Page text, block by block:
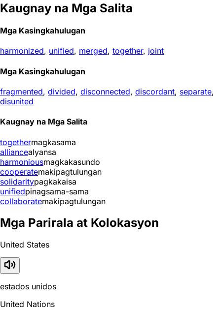
Kaugnay na Mga Salita
Mga Kasingkahulugan
harmonized, unified, merged, together, joint
Mga Kasingkahulugan
fragmented, divided, disconnected, discordant, separate,
disunited
Kaugnay na Mga Salita
togethermagkasama
alliancealyansa
harmoniousmagkakasundo
cooperatemakipagtulungan
solidaritypagkakaisa
unifiedpinagsama-sama
collaboratemakipagtulungan
Mga Parirala at Kolokasyon
United States
estados unidos
United Nations